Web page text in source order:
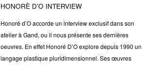
HONORÈ D’O INTERVIEW
Honoré d’O accorde un interview exclusif dans son
atelier à Gand, ou il nous présente ses dernières
oeuvres. En effet Honoré D’O explore depuis 1990 un
langage plastique pluridimensionnel. Ses œuvres